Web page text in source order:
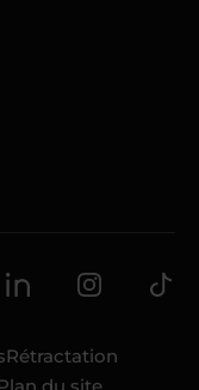
Rétractation